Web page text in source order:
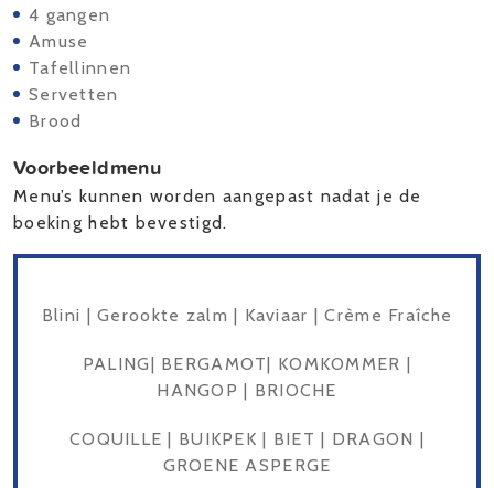
4 gangen
Amuse
Tafellinnen
Servetten
Brood
Voorbeeldmenu
Menu’s kunnen worden aangepast nadat je de
boeking hebt bevestigd.
Blini | Gerookte zalm | Kaviaar | Crème Fraîche
PALING| BERGAMOT| KOMKOMMER |
HANGOP | BRIOCHE
COQUILLE | BUIKPEK | BIET | DRAGON |
GROENE ASPERGE